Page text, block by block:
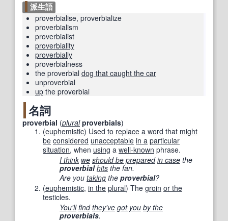
派生語
proverbialise, proverbialize
proverbialism
proverbialist
proverbiality
proverbially
proverbialness
the proverbial dog that caught the car
unproverbial
up the proverbial
名詞
proverbial (plural proverbials)
(euphemistic) Used to replace a word that might
be considered unacceptable in a particular
situation, when using a well-known phrase.
I think we should be prepared in case the
proverbial hits the fan.
Are you taking the proverbial?
(euphemistic, in the plural) The groin or the
testicles.
You'll find they've got you by the
proverbials.